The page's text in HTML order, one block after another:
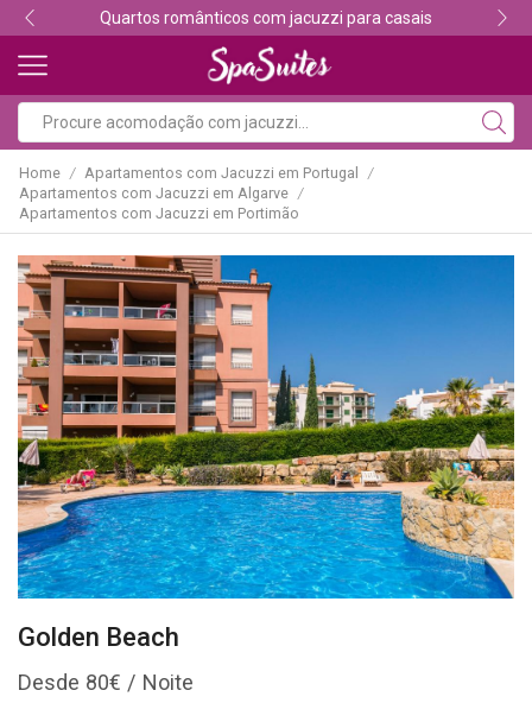
Descubra os melhores alojamentos com jacuzzi
Home / Apartamentos com Jacuzzi em Portugal /
Apartamentos com Jacuzzi em Algarve /
Apartamentos com Jacuzzi em Portimão
Golden Beach
80€